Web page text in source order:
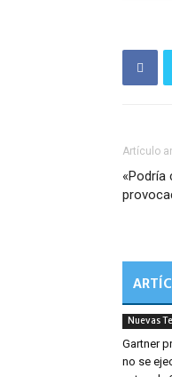
Artículo
«Podría
Nuevas
Gartner
no se